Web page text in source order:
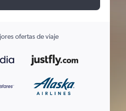
ofertas de viaje